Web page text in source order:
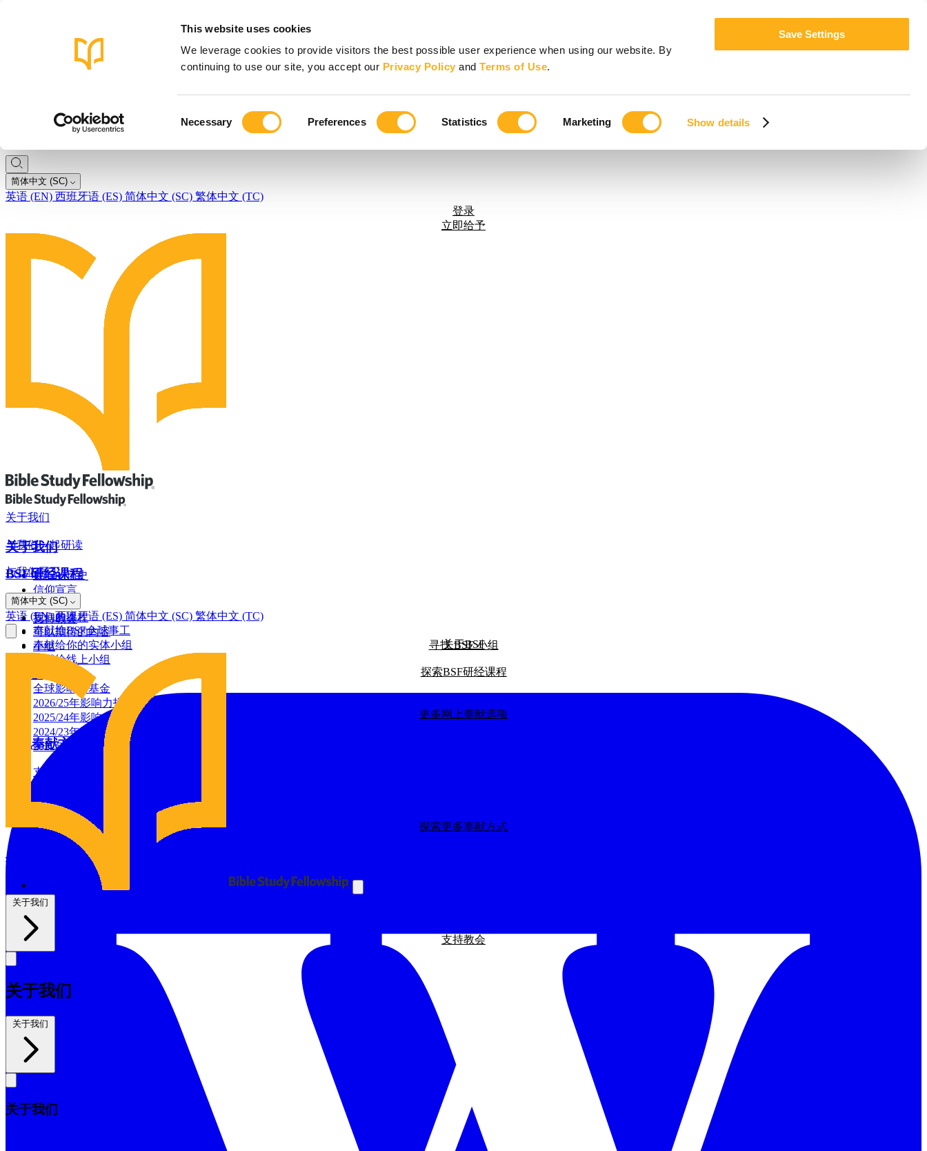
This website uses cookies
We leverage cookies to provide visitors the best possible user experience when using our website. By
continuing to use our site, you accept our Privacy PolicyandTerms of Use.
Selection
Necessary Preferences Statistics Marketing Show details
Save Settings
简体中文 (SC)
英语 (EN) 西班牙语 (ES) 简体中文 (SC) 繁体中文 (TC)
登录
立即给予
关于我们
关于我们
我们的历史
信仰宣言
董事会
支持教会
关于BSF
2026/25年影响力报告
2025/24年影响力报告
2024/23年影响力报告
2022年影响力报告
资源
BSF博客
祷告日历
与我们一起研读
BSF研经课程
罗马书
我们的课程
可以期待的内容
小组
探索BSF研经课程
与我们同工
网上奉献
奉献给BSF全球事工
奉献给你的实体小组
奉献给线上小组
全球影响力基金
更多网上奉献选项
其他奉献方式
支票奉献
通过IRA捐赠
探索更多奉献方式
与我们同工
义工
支持教会
简体中文 (SC)
英语 (EN)西班牙语 (ES) 简体中文 (SC) 繁体中文 (TC)
寻找 BSF 小组
关于我们
关于我们
关于我们
关于我们